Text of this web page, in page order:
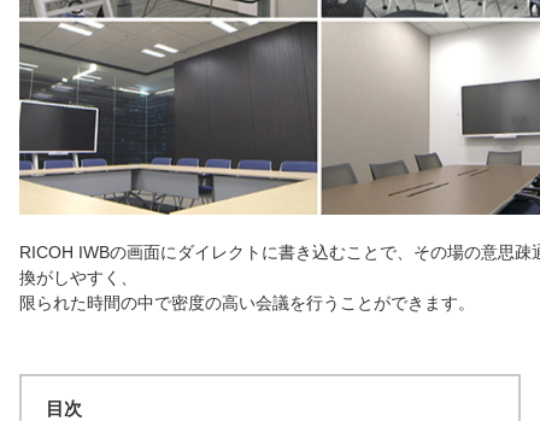
RICOH IWBの画面にダイレクトに書き込むことで、その場の意思疎
換がしやすく、
限られた時間の中で密度の高い会議を行うことができます。
目次